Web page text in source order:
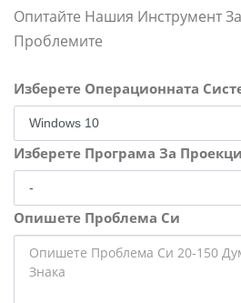
Опитайте Нашия Инструмент
Проблемите
Изберете Операционната
Изберете Програма За
Опишете Проблема Си